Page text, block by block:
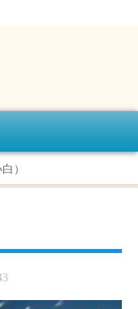
）